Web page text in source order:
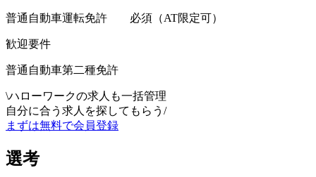
普通自動車運転免許 必須（AT限定可）
歓迎要件
普通自動車第二種免許
\ハローワークの求人も一括管理
自分に合う求人を探してもらう /
まずは無料で会員登録
選考